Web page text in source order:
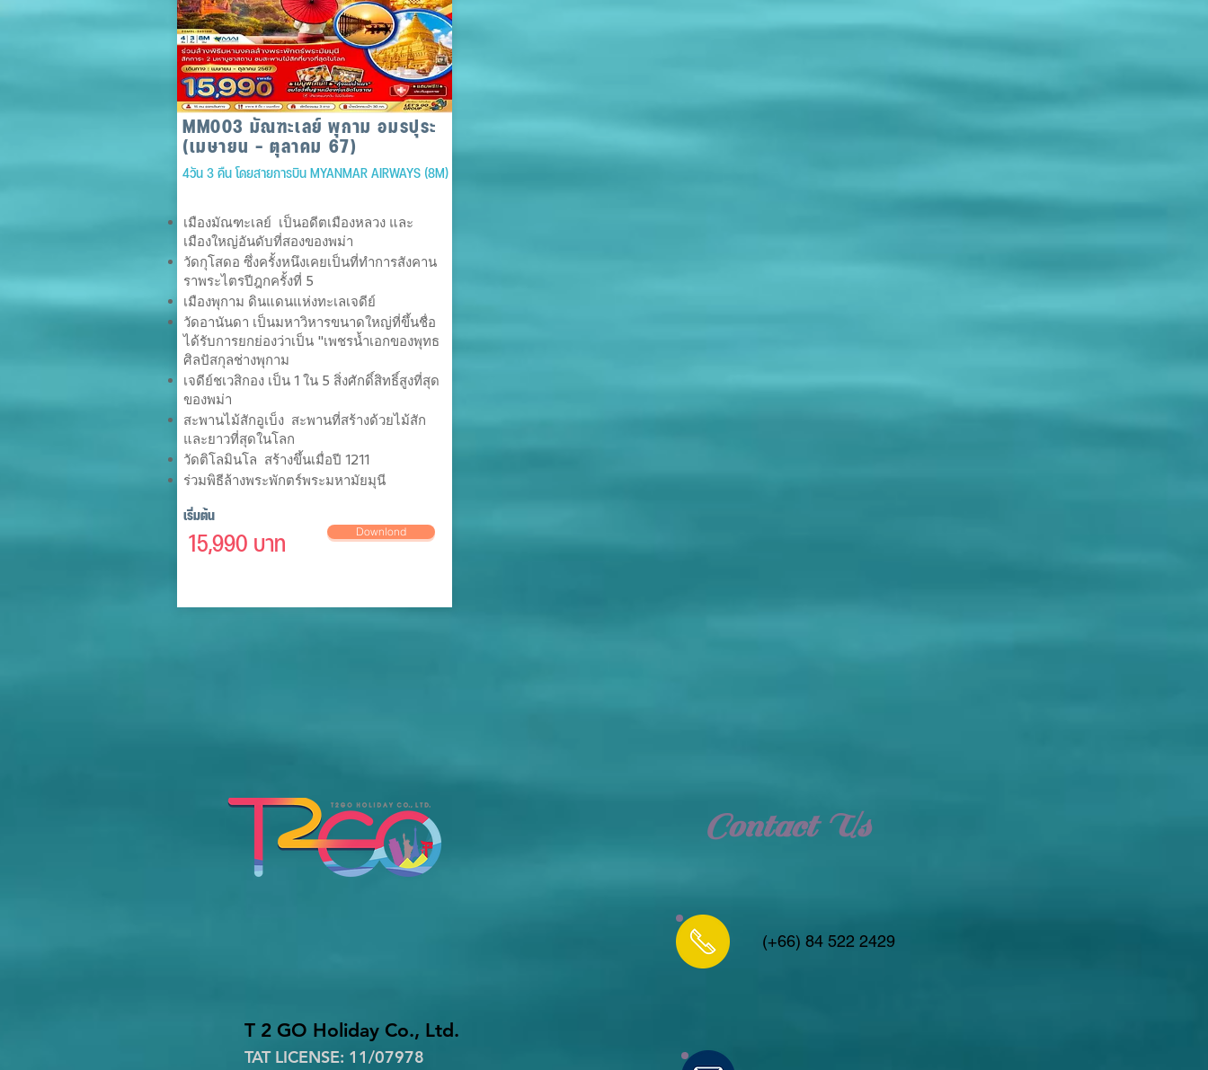
MM003 มัณฑะเลย์ พุกาม อมรปุระ
(เมษายน - ตุลาคม 67)
4วัน 3 คืน โดยสายการบิน MYANMAR AIRWAYS (8M)
เมืองมัณฑะเลย์ เป็นอดีตเมืองหลวง และ
เมืองใหญ่อันดับที่สองของพม่า
วัดกุโสดอ ซึ่งครั้งหนึงเคยเป็นที่ทำการสังคาน
ราพระไตรปีฎกครั้งที่ 5
เมืองพุกาม ดินแดนแห่งทะเลเจดีย์
วัดอานันดา เป็นมหาวิหารขนาดใหญ่ที่ขึ้นชื่อ
ได้รับการยกย่องว่าเป็น "เพชรน้ำเอกของพุทธ
ศิลปัสกุลช่างพุกาม
เจดีย์ชเวสิกอง เป็น 1 ใน 5 สิ่งศักดิ์สิทธิ์สูงที่สุด
ของพม่า
สะพานไม้สักอูเบ็ง สะพานที่สร้างด้วยไม้สัก
และยาวที่สุดในโลก
วัดติโลมินโล สร้างขึ้นเมื่อปี 1211
ร่วมพิธีล้างพระพักตร์พระมหามัยมุนี
เริ่มต้น
15,990 บาท
Downlond
Contact Us
(+66) 84 522 2429
T 2 GO Holiday Co., Ltd.
TAT LICENSE: 11/07978